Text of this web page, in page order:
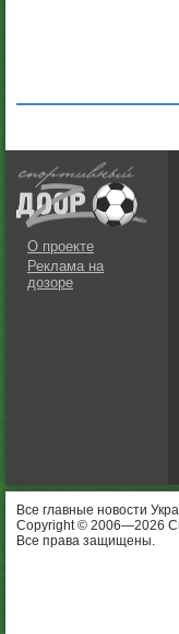
О проекте
Реклама на
дозоре
Все главные новости
Copyright © 2006—2026
Все права защищены.